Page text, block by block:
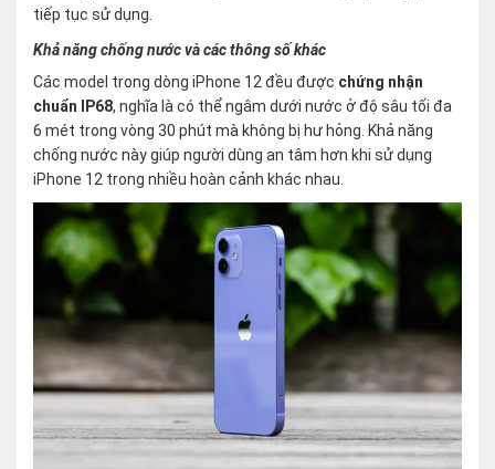
tiếp tục sử dụng.
Khả năng chống nước và các thông số khác
Các model trong dòng iPhone 12 đều được chứng nhận
chuẩn IP68, nghĩa là có thể ngâm dưới nước ở độ sâu tối đa
6 mét trong vòng 30 phút mà không bị hư hỏng. Khả năng
chống nước này giúp người dùng an tâm hơn khi sử dụng
iPhone 12 trong nhiều hoàn cảnh khác nhau.